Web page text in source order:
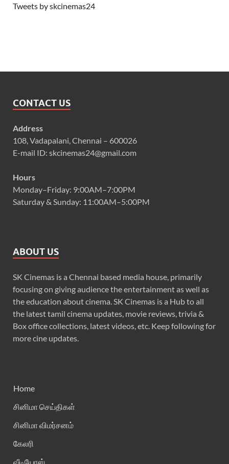
Tweets by skcinemas24
CONTACT US
Address
108, Vadapalani, Chennai – 600026
E-mail ID: skcinemas24@gmail.com
Hours
Monday–Friday: 9:00AM–7:00PM
Saturday & Sunday: 11:00AM–5:00PM
ABOUT US
SK Cinemas is a Chennai based media house, primarily
focusing on giving audience the entertainment as well as
the education about cinema. SK Cinemas is a Hub to all
the latest tamil cinema updates, movie reviews, trivia &
Box office collections, latest videos, etc. Keep following for
more cine updates.
Home
சினிமா செய்திகள்
சினிமா விமர்சனம்
கேலரி
வீடியோஸ்